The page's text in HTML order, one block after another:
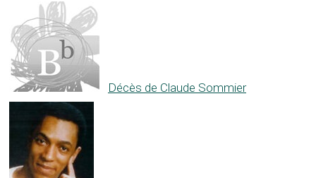
Décès de Claude Sommier